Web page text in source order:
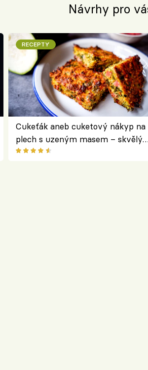
Návrhy pro
RECEPTY
Cukeťák aneb cuketový nákyp na
plech s uzeným masem – skvělý
způsob, jak zpracovat přerostlé